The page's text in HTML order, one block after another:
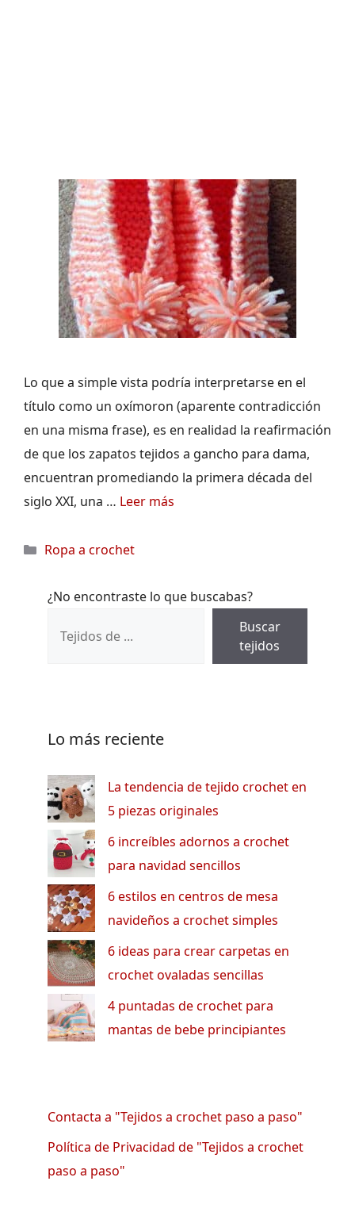
Lo que a simple vista podría interpretarse en el
título como un oxímoron (aparente contradicción
en una misma frase), es en realidad la reafirmación
de que los zapatos tejidos a gancho para dama,
encuentran promediando la primera década del
siglo XXI, una … Leer más
Categorías
Ropa a crochet
¿No encontraste lo que buscabas?
Buscar
tejidos
Lo más reciente
La tendencia de tejido crochet en
5 piezas originales
6 increíbles adornos a crochet
para navidad sencillos
6 estilos en centros de mesa
navideños a crochet simples
6 ideas para crear carpetas en
crochet ovaladas sencillas
4 puntadas de crochet para
mantas de bebe principiantes
Contacta a "Tejidos a crochet paso a paso"
Política de Privacidad de "Tejidos a crochet
paso a paso"